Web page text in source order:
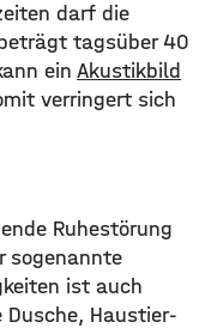
darf die
tagsüber 40
ein Akustikbild
verringert sich
Ruhestörung
sogenannte
ist auch
Haustier-